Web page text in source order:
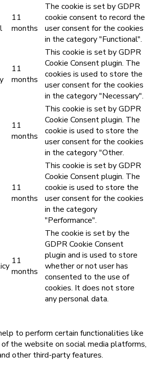
11
months
The cookie is set by GDPR
cookie consent to record the
user consent for the cookies
in the category "Functional".
11
months
This cookie is set by GDPR
Cookie Consent plugin. The
cookies is used to store the
user consent for the cookies
in the category "Necessary".
11
months
This cookie is set by GDPR
Cookie Consent plugin. The
cookie is used to store the
user consent for the cookies
in the category "Other.
11
months
This cookie is set by GDPR
Cookie Consent plugin. The
cookie is used to store the
user consent for the cookies
in the category
"Performance".
11
months
The cookie is set by the
GDPR Cookie Consent
plugin and is used to store
whether or not user has
consented to the use of
cookies. It does not store
any personal data.
to perform certain functionalities like
the website on social media platforms,
other third-party features.